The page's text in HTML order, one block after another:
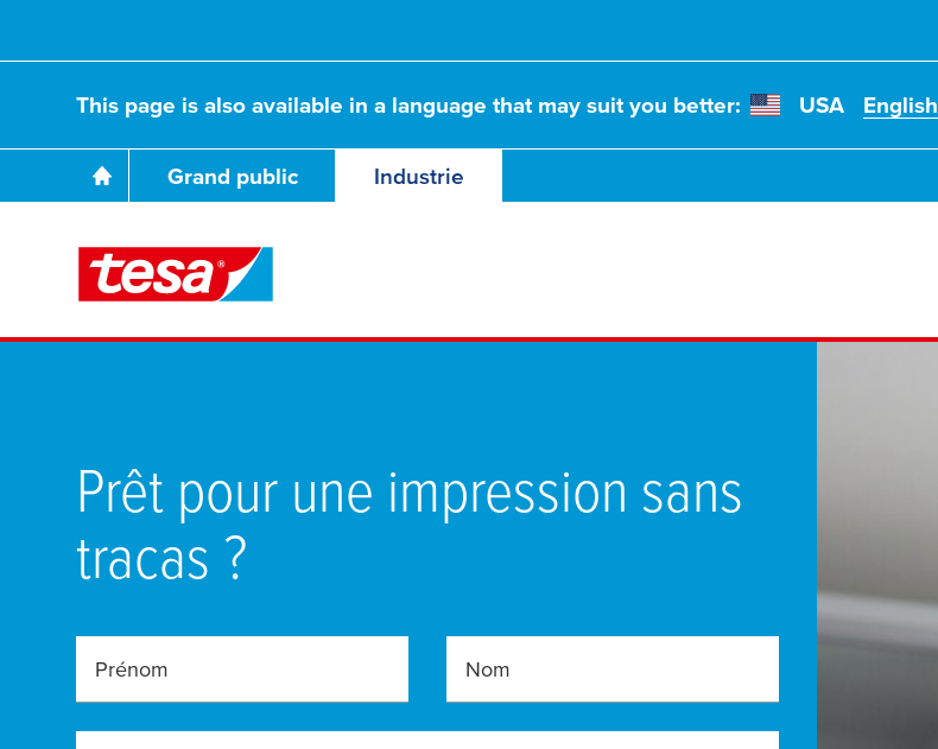
This page is also available in a language that may suit you better: USA English
Grand public Industrie
Prêt pour une impression sans
tracas ?
Prénom Nom